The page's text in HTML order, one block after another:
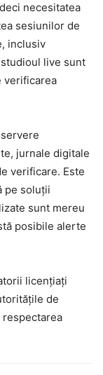
necesitatea
sesiunilor de
inclusiv
live sunt
verificarea
jurnale digitale
verificare. Este
pe soluții
sunt mereu
posibile alerte
licențiați
de